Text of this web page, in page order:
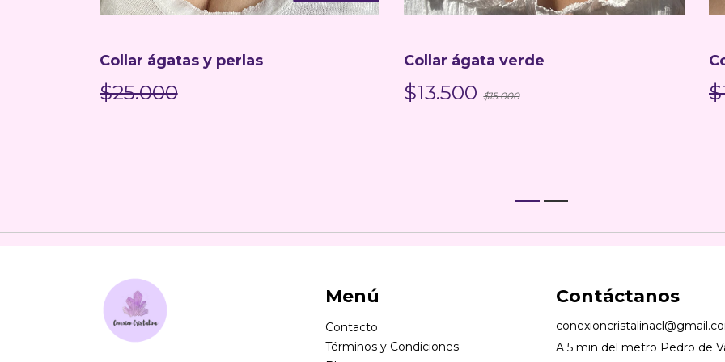
Collar ágatas y perlas
$25.000
Collar ágata verde
$13.500 $15.000
Menú
Contacto
Términos y Condiciones
Contáctanos
A 5 min del metro Pedro de